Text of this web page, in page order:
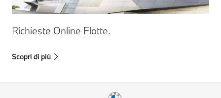
Richieste Online Flotte.
Scopri di più